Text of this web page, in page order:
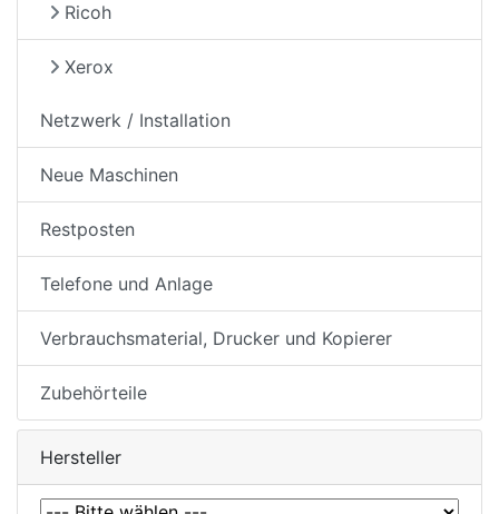
Ricoh
Xerox
Netzwerk / Installation
Neue Maschinen
Restposten
Telefone und Anlage
Verbrauchsmaterial, Drucker und Kopierer
Zubehörteile
Hersteller